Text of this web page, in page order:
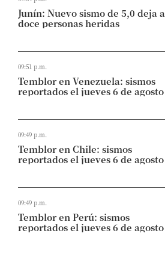
Junín: Nuevo sismo de 5,0 deja a
doce personas heridas
09:51 p.m.
Temblor en Venezuela: sismos
reportados el jueves 6 de agosto
09:49 p.m.
Temblor en Chile: sismos
reportados el jueves 6 de agosto
09:49 p.m.
Temblor en Perú: sismos
reportados el jueves 6 de agosto